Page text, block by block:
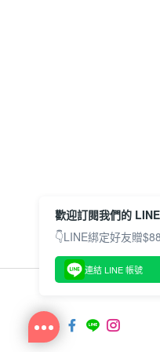
歡迎訂閱我們的
👇LINE綁定好友贈
連結 LINE 帳號